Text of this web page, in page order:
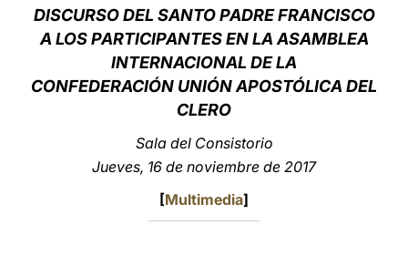
DISCURSO DEL SANTO PADRE FRANCISCO
A LOS PARTICIPANTES EN LA ASAMBLEA
INTERNACIONAL DE LA
CONFEDERACIÓN UNIÓN APOSTÓLICA DEL
CLERO
Sala del Consistorio
Jueves, 16 de noviembre de 2017
[Multimedia]